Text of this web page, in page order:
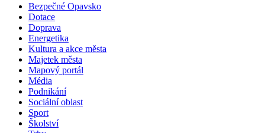
Bezpečné Opavsko
Dotace
Doprava
Energetika
Kultura a akce města
Majetek města
Mapový portál
Média
Podnikání
Sociální oblast
Sport
Školství